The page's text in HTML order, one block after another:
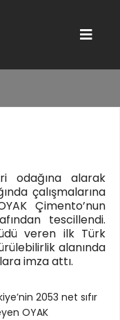
odağına alarak
çalışmalarına
Çimento’nun
tescillendi.
veren ilk Türk
alanında
imza attı.
2053 net sıfır
OYAK